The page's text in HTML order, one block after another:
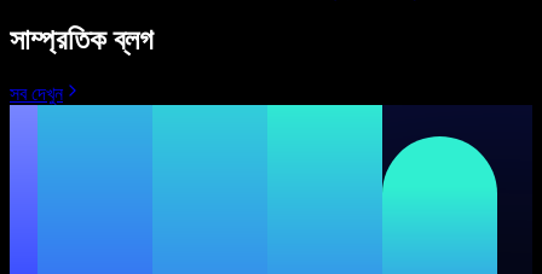
সাম্প্রতিক ব্লগ
সব দেখুন